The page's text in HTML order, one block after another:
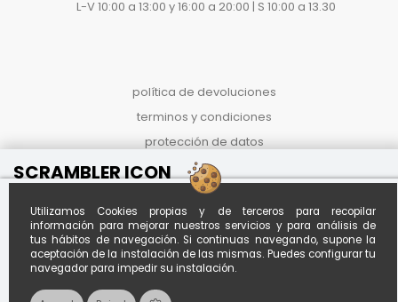
Utilizamos Cookies propias y de terceros para recopilar
información para mejorar nuestros servicios y para análisis de
tus hábitos de navegación. Si continuas navegando, supone la
aceptación de la instalación de las mismas. Puedes configurar tu
navegador para impedir su instalación.
L-V 10:00 a 13:00 y 16:00 a 20:00 | S 10:00 a 13.30
política de devoluciones
terminos y condiciones
protección de datos
proceso de compra
politica de cookies
SCRAMBLER ICON
Al contado
19.290 €
Financiado desde *
€235.95 / mes
A120meses con entrada de
€4,000.00
*Importe aproximado. Oferta no
vinculante sujeta a estudio.
Envío disponible a toda España por +150€
Calcula tu
cuota